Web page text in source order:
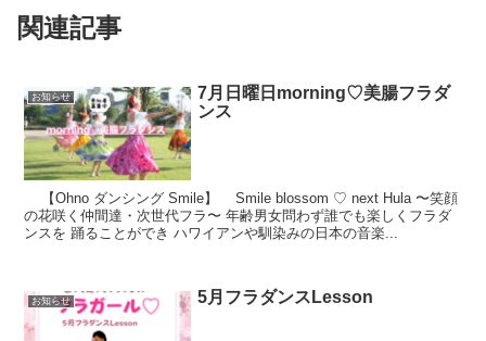
関連記事
お知らせ
7月日曜日morning♡美腸フラダ
ンス
【Ohno ダンシング Smile】 Smile blossom ♡ next Hula 〜笑顔
の花咲く仲間達・次世代フラ〜 年齢男女問わず誰でも楽しくフラダ
ンスを 踊ることができ ハワイアンや馴染みの日本の音楽...
お知らせ 5月フラダンスLesson